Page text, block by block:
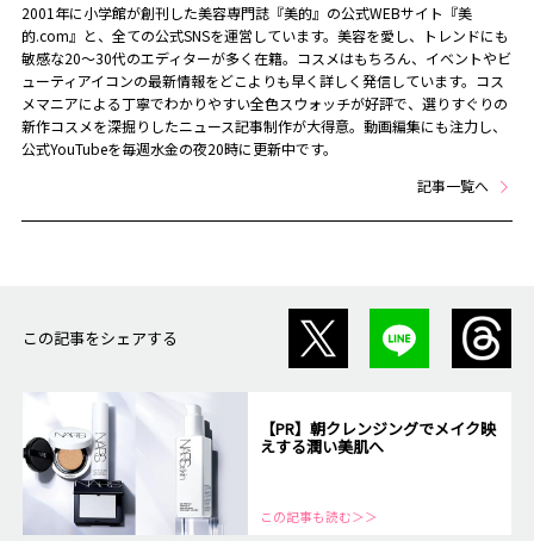
2001年に小学館が創刊した美容専門誌『美的』の公式WEBサイト『美
的.com』と、全ての公式SNSを運営しています。美容を愛し、トレンドにも
敏感な20～30代のエディターが多く在籍。コスメはもちろん、イベントやビ
ューティアイコンの最新情報をどこよりも早く詳しく発信しています。コス
メマニアによる丁寧でわかりやすい全色スウォッチが好評で、選りすぐりの
新作コスメを深掘りしたニュース記事制作が大得意。動画編集にも注力し、
公式YouTubeを毎週水金の夜20時に更新中です。
記事一覧へ
この記事をシェアする
【PR】朝クレンジングでメイク映
えする潤い美肌へ
この記事も読む＞＞